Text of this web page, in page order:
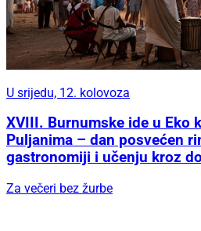
U srijedu, 12. kolovoza
XVIII. Burnumske ide u Eko
Puljanima – dan posvećen
gastronomiji i učenju kroz
Za večeri bez žurbe